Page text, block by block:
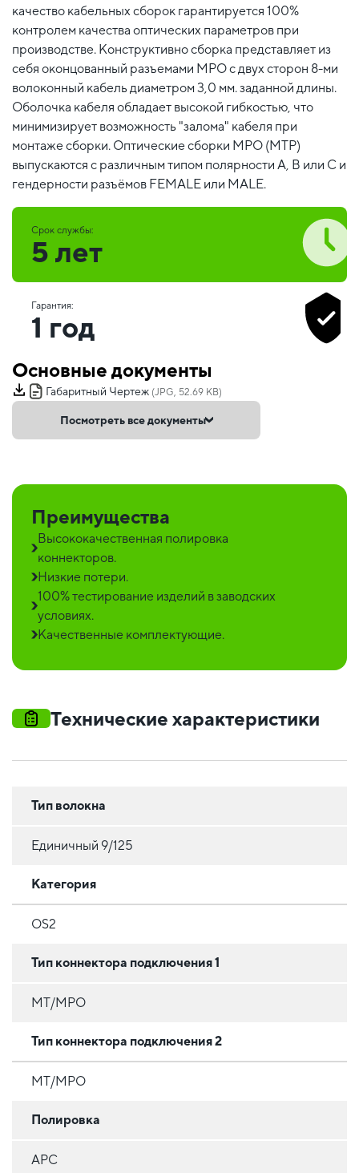
качество кабельных сборок гарантируется 100%
контролем качества оптических параметров при
производстве. Конструктивно сборка представляет из
себя оконцованный разъемами MPO c двух сторон 8-ми
волоконный кабель диаметром 3,0 мм. заданной длины.
Оболочка кабеля обладает высокой гибкостью, что
минимизирует возможность "залома" кабеля при
монтаже сборки. Оптические сборки MPO (MTP)
выпускаются с различным типом полярности А, В или С и
гендерности разъёмов FEMALE или MALE.
Срок службы:
5 лет
Гарантия:
1 год
Основные документы
Габаритный Чертеж (JPG, 52.69 KB)
Посмотреть все документы
Преимущества
Высококачественная полировка
коннекторов.
Низкие потери.
100% тестирование изделий в заводских
условиях.
Качественные комплектующие.
Технические характеристики
Тип волокна
Единичный 9/125
Категория
OS2
Тип коннектора подключения 1
MT/MPO
Тип коннектора подключения 2
MT/MPO
Полировка
APC